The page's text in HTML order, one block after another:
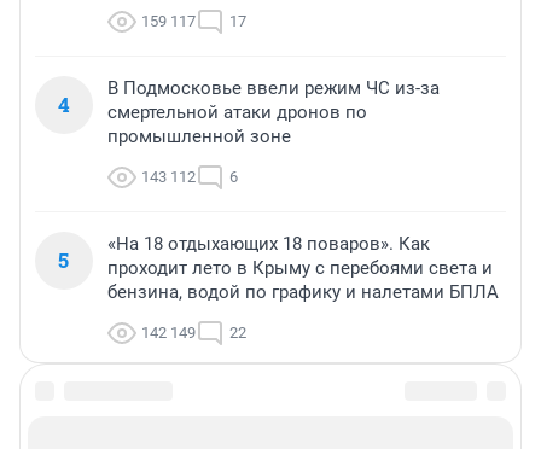
159 117 17
4
В Подмосковье ввели режим ЧС из-за
смертельной атаки дронов по
промышленной зоне
143 112 6
5
«На 18 отдыхающих 18 поваров». Как
проходит лето в Крыму с перебоями света и
бензина, водой по графику и налетами БПЛА
142 149 22